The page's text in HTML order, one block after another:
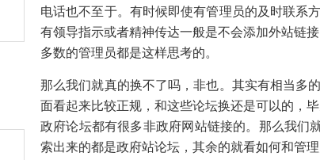
电话也不至于。有时候即使有管理员的及时联系
有领导指示或者精神传达一般是不会添加外站链
多数的管理员都是这样思考的。
那么我们就真的换不了吗，非也。其实有相当多
面看起来比较正规，和这些论坛换还是可以的，
政府论坛都有很多非政府网站链接的。那么我们
索出来的都是政府站论坛，其余的就看如何和管